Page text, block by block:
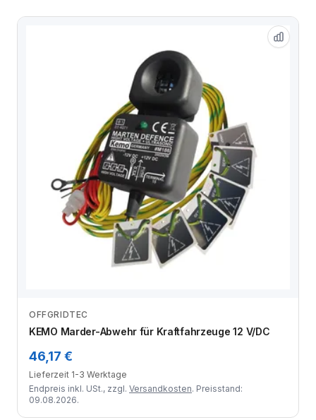
OFFGRIDTEC
KEMO Marder-Abwehr für Kraftfahrzeuge 12 V/DC
46,17 €
Lieferzeit 1-3 Werktage
Endpreis inkl. USt., zzgl. Versandkosten. Preisstand:
09.08.2026.